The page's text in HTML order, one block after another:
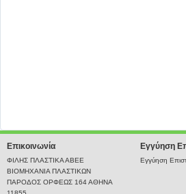
Επικοινωνία
ΦΙΛΗΣ ΠΛΑΣΤΙΚΑ ΑΒΕΕ
ΒΙΟΜΗΧΑΝΙΑ ΠΛΑΣΤΙΚΩΝ
ΠΑΡΟΔΟΣ ΟΡΦΕΩΣ 164 ΑΘΗΝΑ
Εγγύηση
Εγγύηση